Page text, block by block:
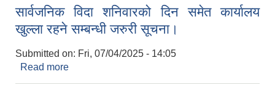
सार्वजनिक विदा शनिवारको दिन समेत कार्यालय
खुल्ला रहने सम्बन्धी जरुरी सूचना।
Submitted on: Fri, 07/04/2025 - 14:05
Read more